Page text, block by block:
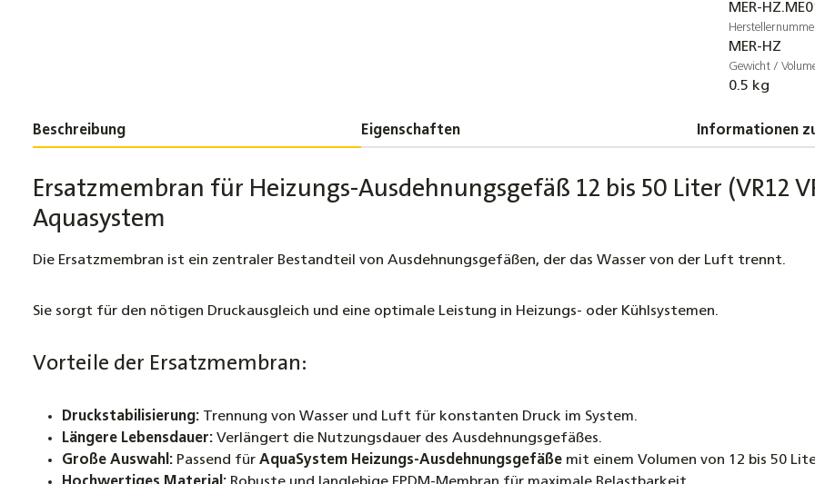
22,70 €
180
19,90 €
MAG
61,90 €
19,90 €
MER-
MER-HZ
Gewicht /
0.5 kg
Beschreibung Eigenschaften Informationen
Ersatzmembran für Heizungs-Ausdehnungsgefäß 12 bis 50 Liter (VR12
Aquasystem
Die Ersatzmembran ist ein zentraler Bestandteil von Ausdehnungsgefäßen, der das Wasser von der Luft trennt.
Sie sorgt für den nötigen Druckausgleich und eine optimale Leistung in Heizungs- oder Kühlsystemen.
Vorteile der Ersatzmembran:
Druckstabilisierung: Trennung von Wasser und Luft für konstanten Druck im System.
Längere Lebensdauer: Verlängert die Nutzungsdauer des Ausdehnungsgefäßes.
Große Auswahl: Passend für AquaSystem Heizungs-Ausdehnungsgefäße mit einem Volumen von 12 bis 50